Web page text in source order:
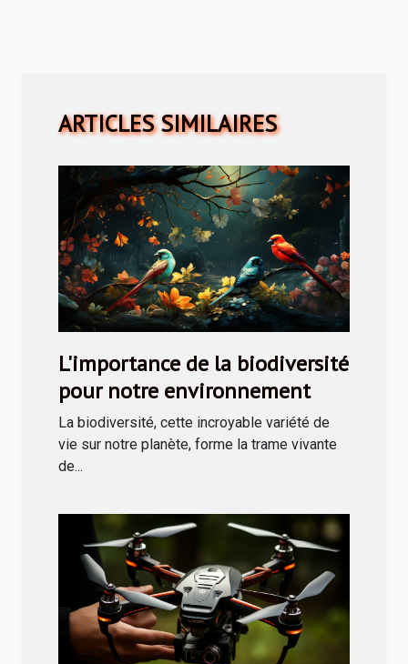
ARTICLES SIMILAIRES
L'importance de la biodiversité
pour notre environnement
La biodiversité, cette incroyable variété de
vie sur notre planète, forme la trame vivante
de...